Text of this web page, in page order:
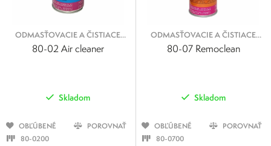
ODMASŤOVACIE A ČISTIACE
SPREJE
80-02 Air cleaner
Skladom
OBĽÚBENÉ
POROVNAŤ
80-0200
ODMASŤOVACIE A ČISTIACE
SPREJE
80-07 Remoclean
Skladom
OBĽÚBENÉ
POROVNAŤ
80-0700